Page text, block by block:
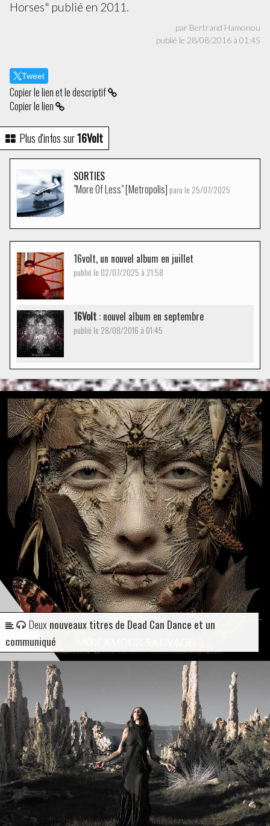
Horses" publié en 2011.
par Bertrand Hamonou
publié le 28/08/2016 à 01:45
Tweet
Copier le lien et le descriptif
Copier le lien
Plus d'infos sur16Volt
SORTIES
"More Of Less" [Metropolis] paru le 25/07/2025
16volt, un nouvel album en juillet
publié le 02/07/2025 à 21:58
16Volt : nouvel album en septembre
publié le 28/08/2016 à 01:45
Deuxnouveaux titres de Dead Can Dance et un
communiqué